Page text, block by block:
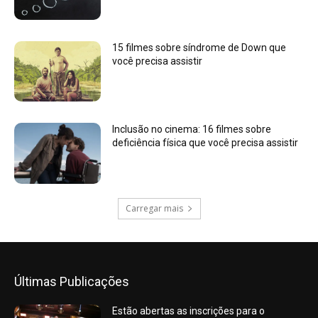
15 filmes sobre síndrome de Down que
você precisa assistir
Inclusão no cinema: 16 filmes sobre
deficiência física que você precisa assistir
Carregar mais
Últimas Publicações
Estão abertas as inscrições para o